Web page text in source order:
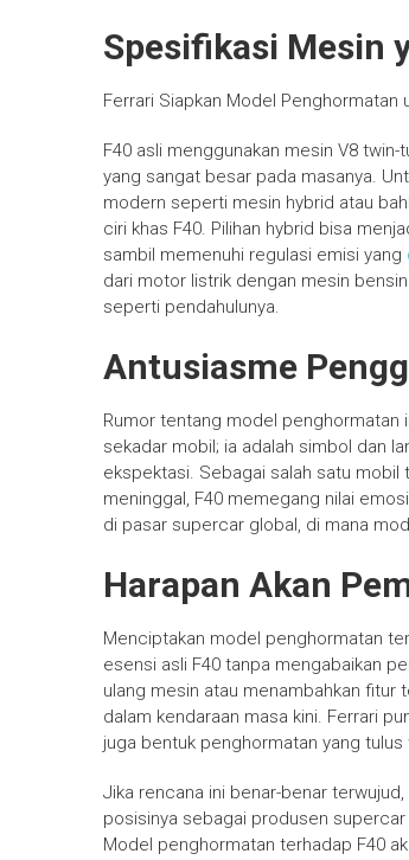
Spesifikasi Mesin
Ferrari Siapkan Model Penghormatan
F40 asli menggunakan mesin V8
yang sangat besar pada masanya.
modern seperti mesin hybrid atau
ciri khas F40. Pilihan hybrid bisa
sambil memenuhi regulasi emisi yang
dari motor listrik dengan mesin
seperti pendahulunya.
Antusiasme
Rumor tentang model penghormatan
sekadar mobil; ia adalah simbol dan
ekspektasi. Sebagai salah satu mobil
meninggal, F40 memegang nilai
di pasar supercar global, di mana
Harapan Akan
Menciptakan model penghormatan
esensi asli F40 tanpa mengabaikan
ulang mesin atau menambahkan fitur
dalam kendaraan masa kini. Ferrari
juga bentuk penghormatan yang
Jika rencana ini benar-benar
posisinya sebagai produsen
Model penghormatan terhadap F40